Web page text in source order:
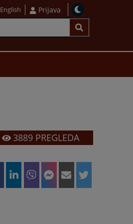
English Prijava
3889PREGLEDA